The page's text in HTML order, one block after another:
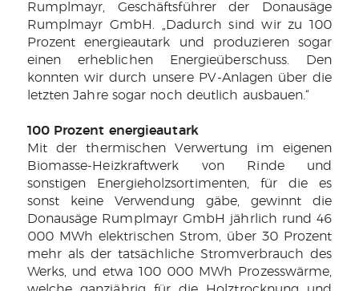
Rumplmayr, Geschäftsführer der Donausäge
Rumplmayr GmbH. „Dadurch sind wir zu 100
Prozent energieautark und produzieren sogar
einen erheblichen Energieüberschuss. Den
konnten wir durch unsere PV-Anlagen über die
letzten Jahre sogar noch deutlich ausbauen.“
100 Prozent energieautark
Mit der thermischen Verwertung im eigenen
Biomasse-Heizkraftwerk von Rinde und
sonstigen Energieholzsortimenten, für die es
sonst keine Verwendung gäbe, gewinnt die
Donausäge Rumplmayr GmbH jährlich rund 46
000 MWh elektrischen Strom, über 30 Prozent
mehr als der tatsächliche Stromverbrauch des
Werks, und etwa 100 000 MWh Prozesswärme,